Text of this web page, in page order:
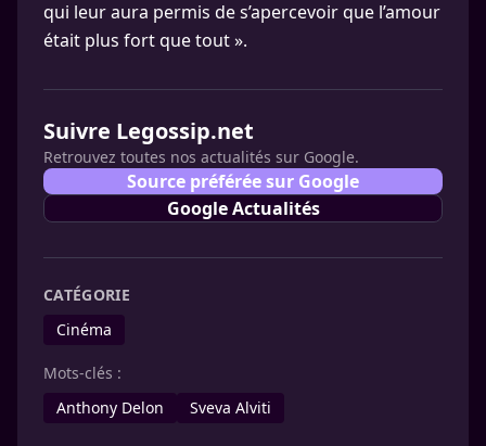
qui leur aura permis de s’apercevoir que l’amour
était plus fort que tout ».
Suivre Legossip.net
Retrouvez toutes nos actualités sur Google.
Source préférée sur Google
Google Actualités
CATÉGORIE
Cinéma
Mots-clés :
Anthony Delon
Sveva Alviti